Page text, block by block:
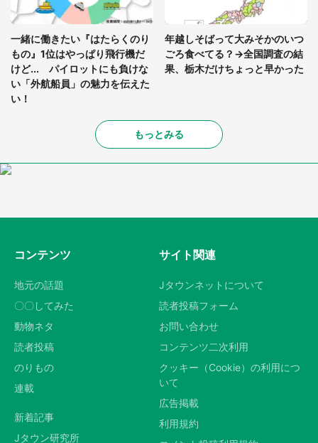
一緒に働きたい『はたらくのり
もの』1位はやっぱり飛行機だ
けど... パイロットにも負けな
い「外航船員」の魅力を伝えた
い！
年越しそばって大みそかのいつ
ごろ食べてる？→全国調査の結
果、栃木だけちょっと早かった
もっとみる
コンテンツ
地元の話題
〇〇してみた
動物ネタ
読者投稿
のりもの
連載
新着記事
Jタウン研究所
サイト関連
Jタウンネットについて
読者投稿フォーム
お問い合わせ
コンテンツ二次利用
クッキー（Cookie）の利用につ
いて
広告掲載
利用規約